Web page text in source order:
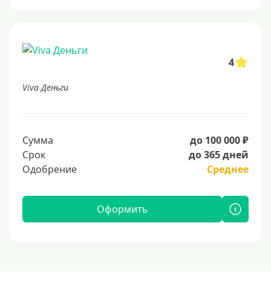
4
Viva Деньги
Сумма
до 100 000 ₽
Срок
до 365 дней
Одобрение
Среднее
Оформить